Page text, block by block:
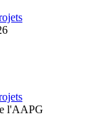
l'AAPG